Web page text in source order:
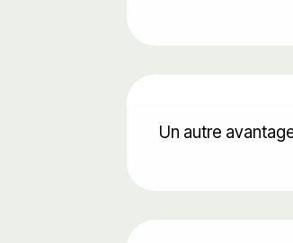
Un autre